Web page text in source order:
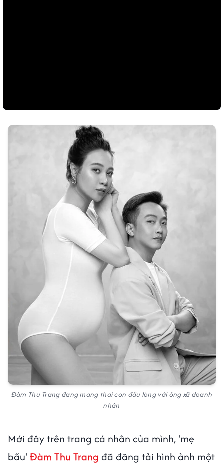
Đàm Thu Trang đang mang thai con đầu lòng với ông xã doanh
nhân
Mới đây trên trang cá nhân của mình, 'mẹ
bầu' Đàm Thu Trang đã đăng tải hình ảnh một